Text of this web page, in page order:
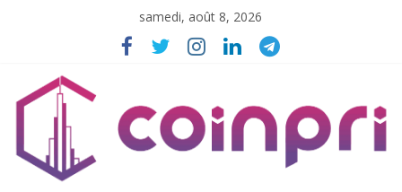
samedi, août 8, 2026